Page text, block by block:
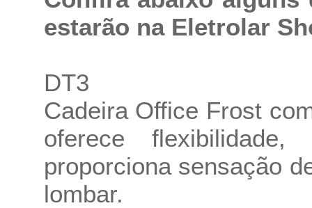
estarão na Eletrolar
DT3
Cadeira Office Frost
oferece
proporciona sensação
lombar.